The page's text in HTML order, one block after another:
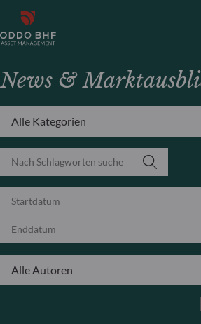
News &
Alle Kategorien
Alle Autoren